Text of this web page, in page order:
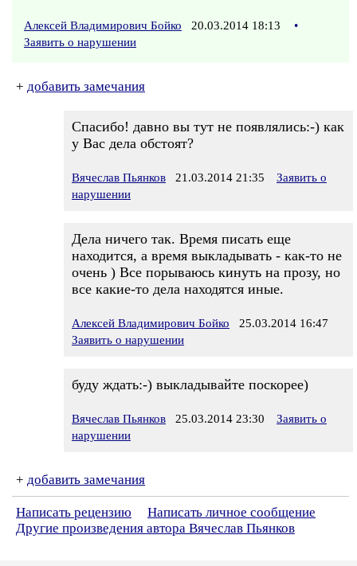
Алексей Владимирович Бойко 20.03.2014 18:13
•
Заявить о нарушении
+ добавить замечания
Спасибо! давно вы тут не появлялись:-) как
у Вас дела обстоят?
Вячеслав Пьянков 21.03.2014 21:35
Заявить о
нарушении
Дела ничего так. Время писать еще
находится, а время выкладывать - как-то не
очень ) Все порываюсь кинуть на прозу, но
все какие-то дела находятся иные.
Алексей Владимирович Бойко 25.03.2014 16:47
Заявить о нарушении
буду ждать:-) выкладывайте поскорее)
Вячеслав Пьянков 25.03.2014 23:30
Заявить о
нарушении
+ добавить замечания
Написать рецензию
Написать личное сообщение
Другие произведения автора Вячеслав Пьянков